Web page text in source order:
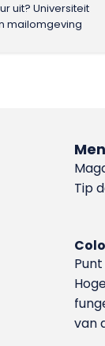
uit? Universiteit
mailomgeving
Tip
van